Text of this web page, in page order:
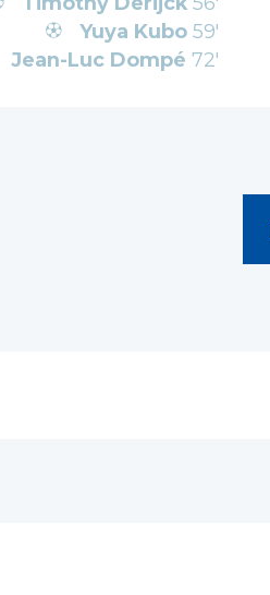
Yuya Kubo 59'
Jean-Luc Dompé 72'